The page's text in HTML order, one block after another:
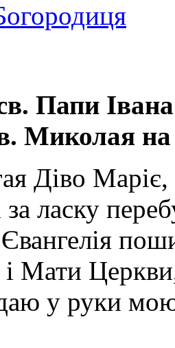
Папи
Миколая на
Діво
ласку
Євангелія
Мати
у руки